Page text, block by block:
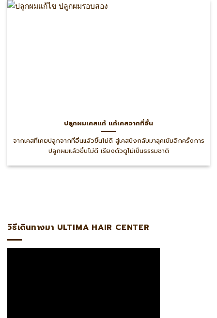
ปลูกผมเคสแก้ แก้เคสจากที่อื่น
จากเคสที่เคยปลูกจากที่อื่นแล้วขึ้นไม่ดี สู่เคสปังกลับมาลุคเข้มอีกครั้งการ
ปลูกผมแล้วขึ้นไม่ดี เรียงตัวดูไม่เป็นธรรมชาติ
วิธีเดินทางมา ULTIMA HAIR CENTER